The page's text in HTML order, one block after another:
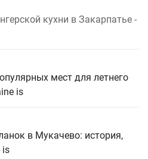
кухни в Закарпатье -
мест для летнего
is
в Мукачево: история,
is